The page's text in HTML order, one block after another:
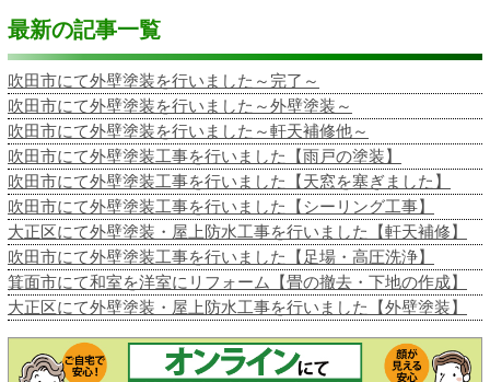
最新の記事一覧
吹田市にて外壁塗装を行いました～完了～
吹田市にて外壁塗装を行いました～外壁塗装～
吹田市にて外壁塗装を行いました～軒天補修他～
吹田市にて外壁塗装工事を行いました【雨戸の塗装】
吹田市にて外壁塗装工事を行いました【天窓を塞ぎました】
吹田市にて外壁塗装工事を行いました【シーリング工事】
大正区にて外壁塗装・屋上防水工事を行いました【軒天補修】
吹田市にて外壁塗装工事を行いました【足場・高圧洗浄】
箕面市にて和室を洋室にリフォーム【畳の撤去・下地の作成】
大正区にて外壁塗装・屋上防水工事を行いました【外壁塗装】